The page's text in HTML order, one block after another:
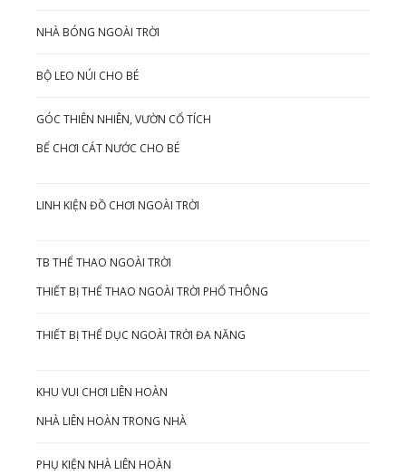
NHÀ BÓNG NGOÀI TRỜI
BỘ LEO NÚI CHO BÉ
GÓC THIÊN NHIÊN, VƯỜN CỔ TÍCH
BỂ CHƠI CÁT NƯỚC CHO BÉ
LINH KIỆN ĐỒ CHƠI NGOÀI TRỜI
TB THỂ THAO NGOÀI TRỜI
THIẾT BỊ THỂ THAO NGOÀI TRỜI PHỔ THÔNG
THIẾT BỊ THỂ DỤC NGOÀI TRỜI ĐA NĂNG
KHU VUI CHƠI LIÊN HOÀN
NHÀ LIÊN HOÀN TRONG NHÀ
PHỤ KIỆN NHÀ LIÊN HOÀN